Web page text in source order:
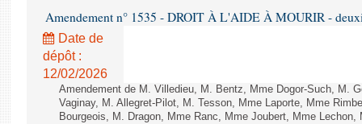
Amendement n° 1535 - DROIT À L'AIDE À MOURIR -
Date de
dépôt :
12/02/2026
Amendement de M. Villedieu, M. Bentz, Mme Dogor-Such, M.
Vaginay, M. Allegret-Pilot, M. Tesson, Mme Laporte, Mme
Bourgeois, M. Dragon, Mme Ranc, Mme Joubert, Mme